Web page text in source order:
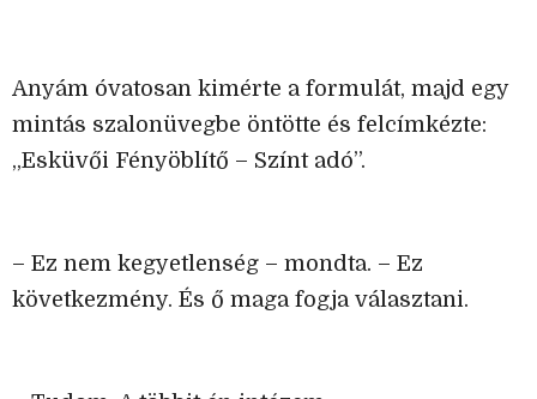
Anyám óvatosan kimérte a formulát, majd egy
mintás szalonüvegbe öntötte és felcímkézte:
„Esküvői Fényöblítő – Színt adó”.
– Ez nem kegyetlenség – mondta. – Ez
következmény. És ő maga fogja választani.